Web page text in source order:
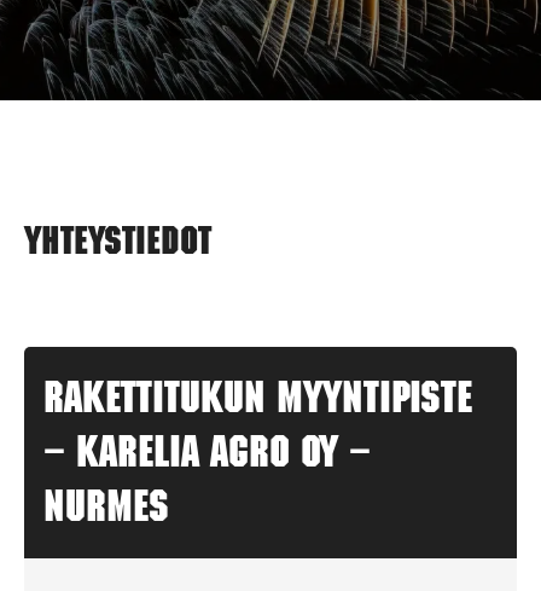
Yhteystiedot
Rakettitukun myyntipiste
– KARELIA AGRO OY –
NURMES